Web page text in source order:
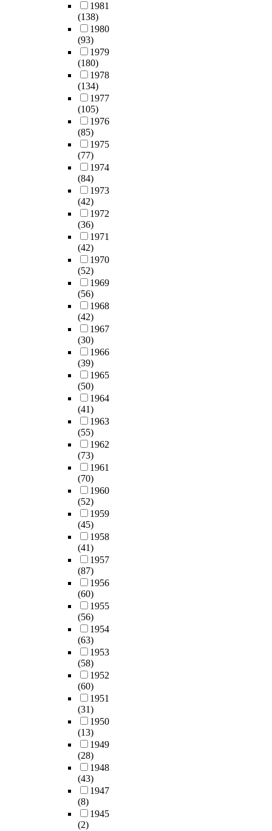
1981
(138)
1980
(93)
1979
(180)
1978
(134)
1977
(105)
1976
(85)
1975
(77)
1974
(84)
1973
(42)
1972
(36)
1971
(42)
1970
(52)
1969
(56)
1968
(42)
1967
(30)
1966
(39)
1965
(50)
1964
(41)
1963
(55)
1962
(73)
1961
(70)
1960
(52)
1959
(45)
1958
(41)
1957
(87)
1956
(60)
1955
(56)
1954
(63)
1953
(58)
1952
(60)
1951
(31)
1950
(13)
1949
(28)
1948
(43)
1947
(8)
1945
(2)